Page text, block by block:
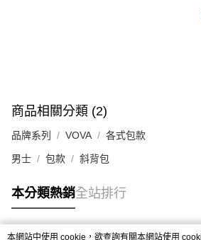
商品相關分類 (2)
品牌系列 VOVA 各式包款
男士 包款 斜背包
本分類熱銷全站排行
本網站中使用 cookie，欲查詢有關本網站使用